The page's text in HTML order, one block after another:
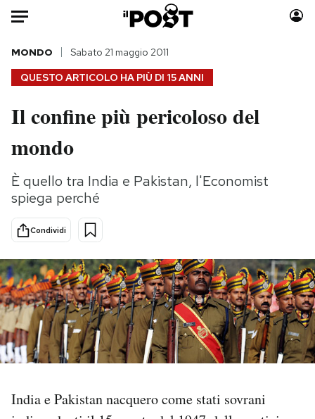
Auto
HOME
Italia
Politica
Tecnologia
Internet
Scienza
Cultura
Economia
Sport
Moda
Storie/Idee
Altrecose
Mondiali calcio 2026
PODCAST
QUESTO ARTICOLO HA PIÙ DI 15 ANNI
MONDO Sabato 21 maggio 2011
Il confine più pericoloso del
mondo
È quello tra India e Pakistan, l'Economist
spiega perché
Condividi
India e Pakistan nacquero come stati sovrani